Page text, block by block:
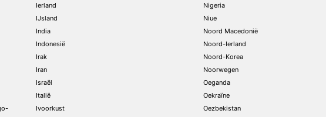
Ierland
IJsland
India
Indonesië
Irak
Iran
Israël
Italië
Ivoorkust
Nigeria
Niue
Noord Macedonië
Noord-Ierland
Noord-Korea
Noorwegen
Oeganda
Oekraïne
Oezbekistan